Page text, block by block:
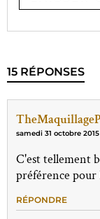
15 RÉPONSES
samedi 31 octobre 2015
C'est tellement
préférence pour
RÉPONDRE